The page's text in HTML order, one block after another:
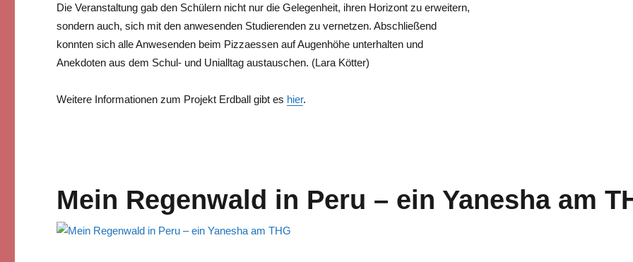
Die Veranstaltung gab den Schülern nicht nur die Gelegenheit, ihren Horizont zu erweitern,
sondern auch, sich mit den anwesenden Studierenden zu vernetzen. Abschließend
konnten sich alle Anwesenden beim Pizzaessen auf Augenhöhe unterhalten und
Anekdoten aus dem Schul- und Unialltag austauschen. (Lara Kötter)
Weitere Informationen zum Projekt Erdball gibt es hier.
Mein Regenwald in Peru – ein Yanesha am